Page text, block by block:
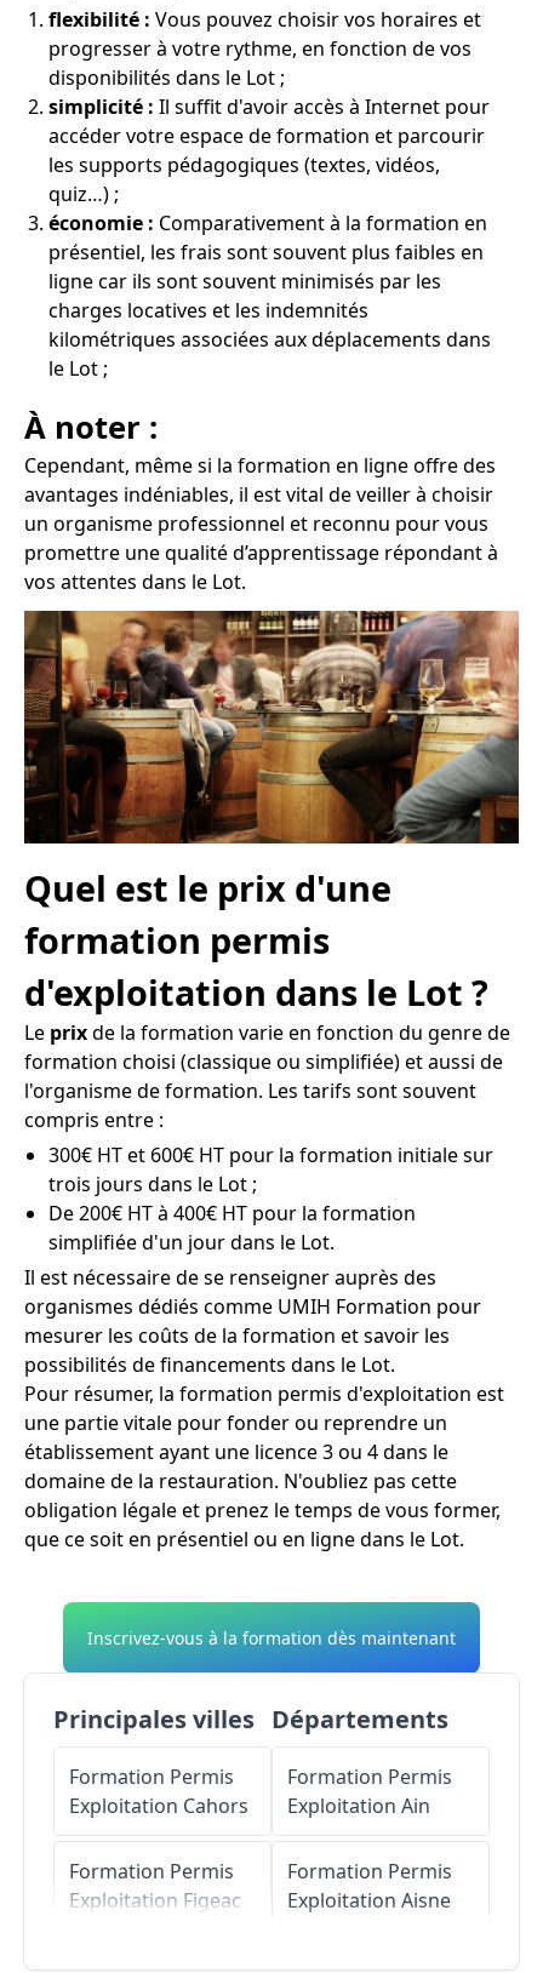
flexibilité : Vous pouvez choisir vos horaires et
progresser à votre rythme, en fonction de vos
disponibilités dans le Lot ;
simplicité : Il suffit d'avoir accès à Internet pour
accéder votre espace de formation et parcourir
les supports pédagogiques (textes, vidéos,
quiz…) ;
économie : Comparativement à la formation en
présentiel, les frais sont souvent plus faibles en
ligne car ils sont souvent minimisés par les
charges locatives et les indemnités
kilométriques associées aux déplacements dans
le Lot ;
À noter :
Cependant, même si la formation en ligne offre des
avantages indéniables, il est vital de veiller à choisir
un organisme professionnel et reconnu pour vous
promettre une qualité d’apprentissage répondant à
vos attentes dans le Lot.
Quel est le prix d'une
formation permis
d'exploitation dans le Lot ?
Le prixde la formation varie en fonction du genre de
formation choisi (classique ou simplifiée) et aussi de
l'organisme de formation. Les tarifs sont souvent
compris entre :
300€ HT et 600€ HT pour la formation initiale sur
trois jours dans le Lot ;
De 200€ HT à 400€ HT pour la formation
simplifiée d'un jour dans le Lot.
Il est nécessaire de se renseigner auprès des
organismes dédiés comme UMIH Formation pour
mesurer les coûts de la formation et savoir les
possibilités de financements dans le Lot.
Pour résumer, la formation permis d'exploitation est
une partie vitale pour fonder ou reprendre un
établissement ayant une licence 3 ou 4 dans le
domaine de la restauration. N'oubliez pas cette
obligation légale et prenez le temps de vous former,
que ce soit en présentiel ou en ligne dans le Lot.
Inscrivez-vous à la formation dès maintenant
Principales villes
Formation Permis
Exploitation Cahors
Formation Permis
Exploitation Figeac
Formation Permis
Départements
Formation Permis
Exploitation Ain
Formation Permis
Exploitation Aisne
Formation Permis